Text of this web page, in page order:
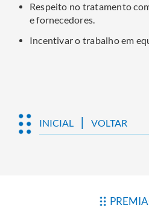
Respeito no tratamento
e fornecedores.
Incentivar o trabalho em
INICIAL | VOLTAR